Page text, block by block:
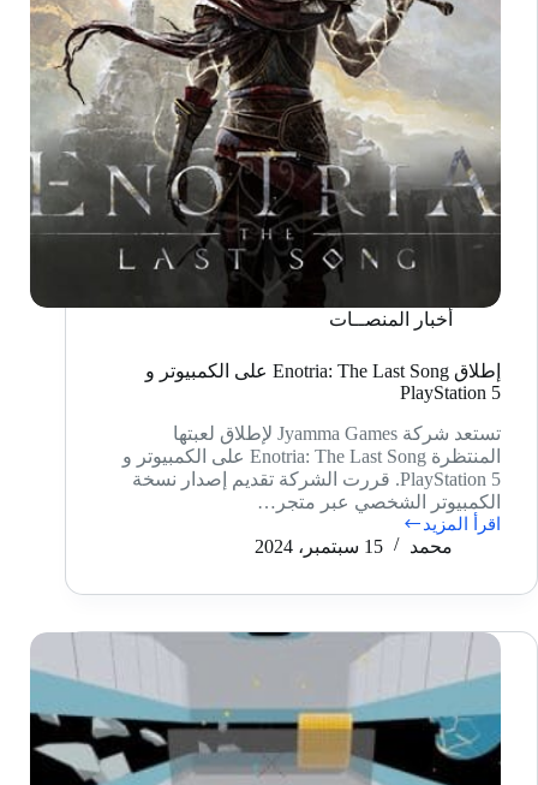
أخبار المنصــات
إطلاق Enotria: The Last Song على الكمبيوتر و
PlayStation 5
تستعد شركة Jyamma Games لإطلاق لعبتها
المنتظرة Enotria: The Last Song على الكمبيوتر و
PlayStation 5. قررت الشركة تقديم إصدار نسخة
الكمبيوتر الشخصي عبر متجر…
اقرأ المزيد
إطلاق
Enotria:
Last
على
الكمبيوتر
و
5
محمد 15 سبتمبر، 2024